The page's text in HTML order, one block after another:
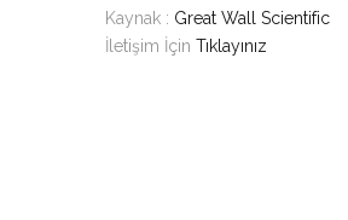
Kaynak : Great Wall Scientific
İletişim İçin Tıklayınız